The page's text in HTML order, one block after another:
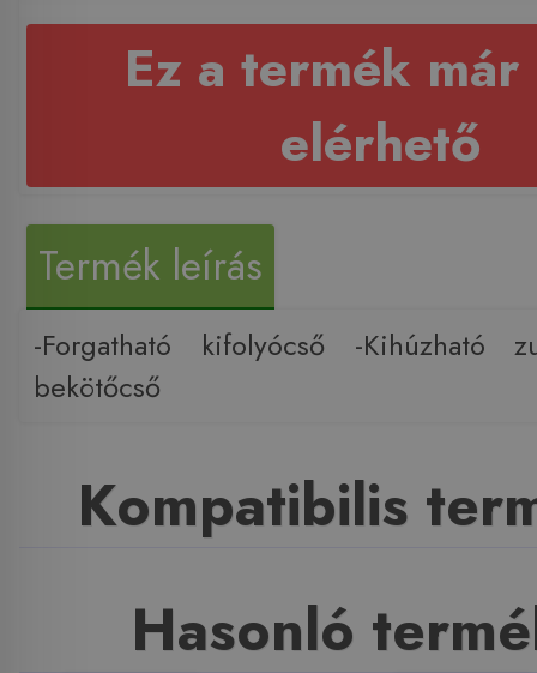
Ez a termék már
elérhető
Termék leírás
-Forgatható kifolyócső -Kihúzható
bekötőcső
Kompatibilis
Hasonló